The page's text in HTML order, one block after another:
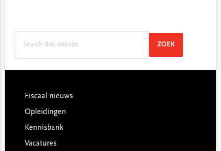
ZOEKSEARCH
Footer
Fiscaal nieuws
Opleidingen
Kennisbank
Vacatures